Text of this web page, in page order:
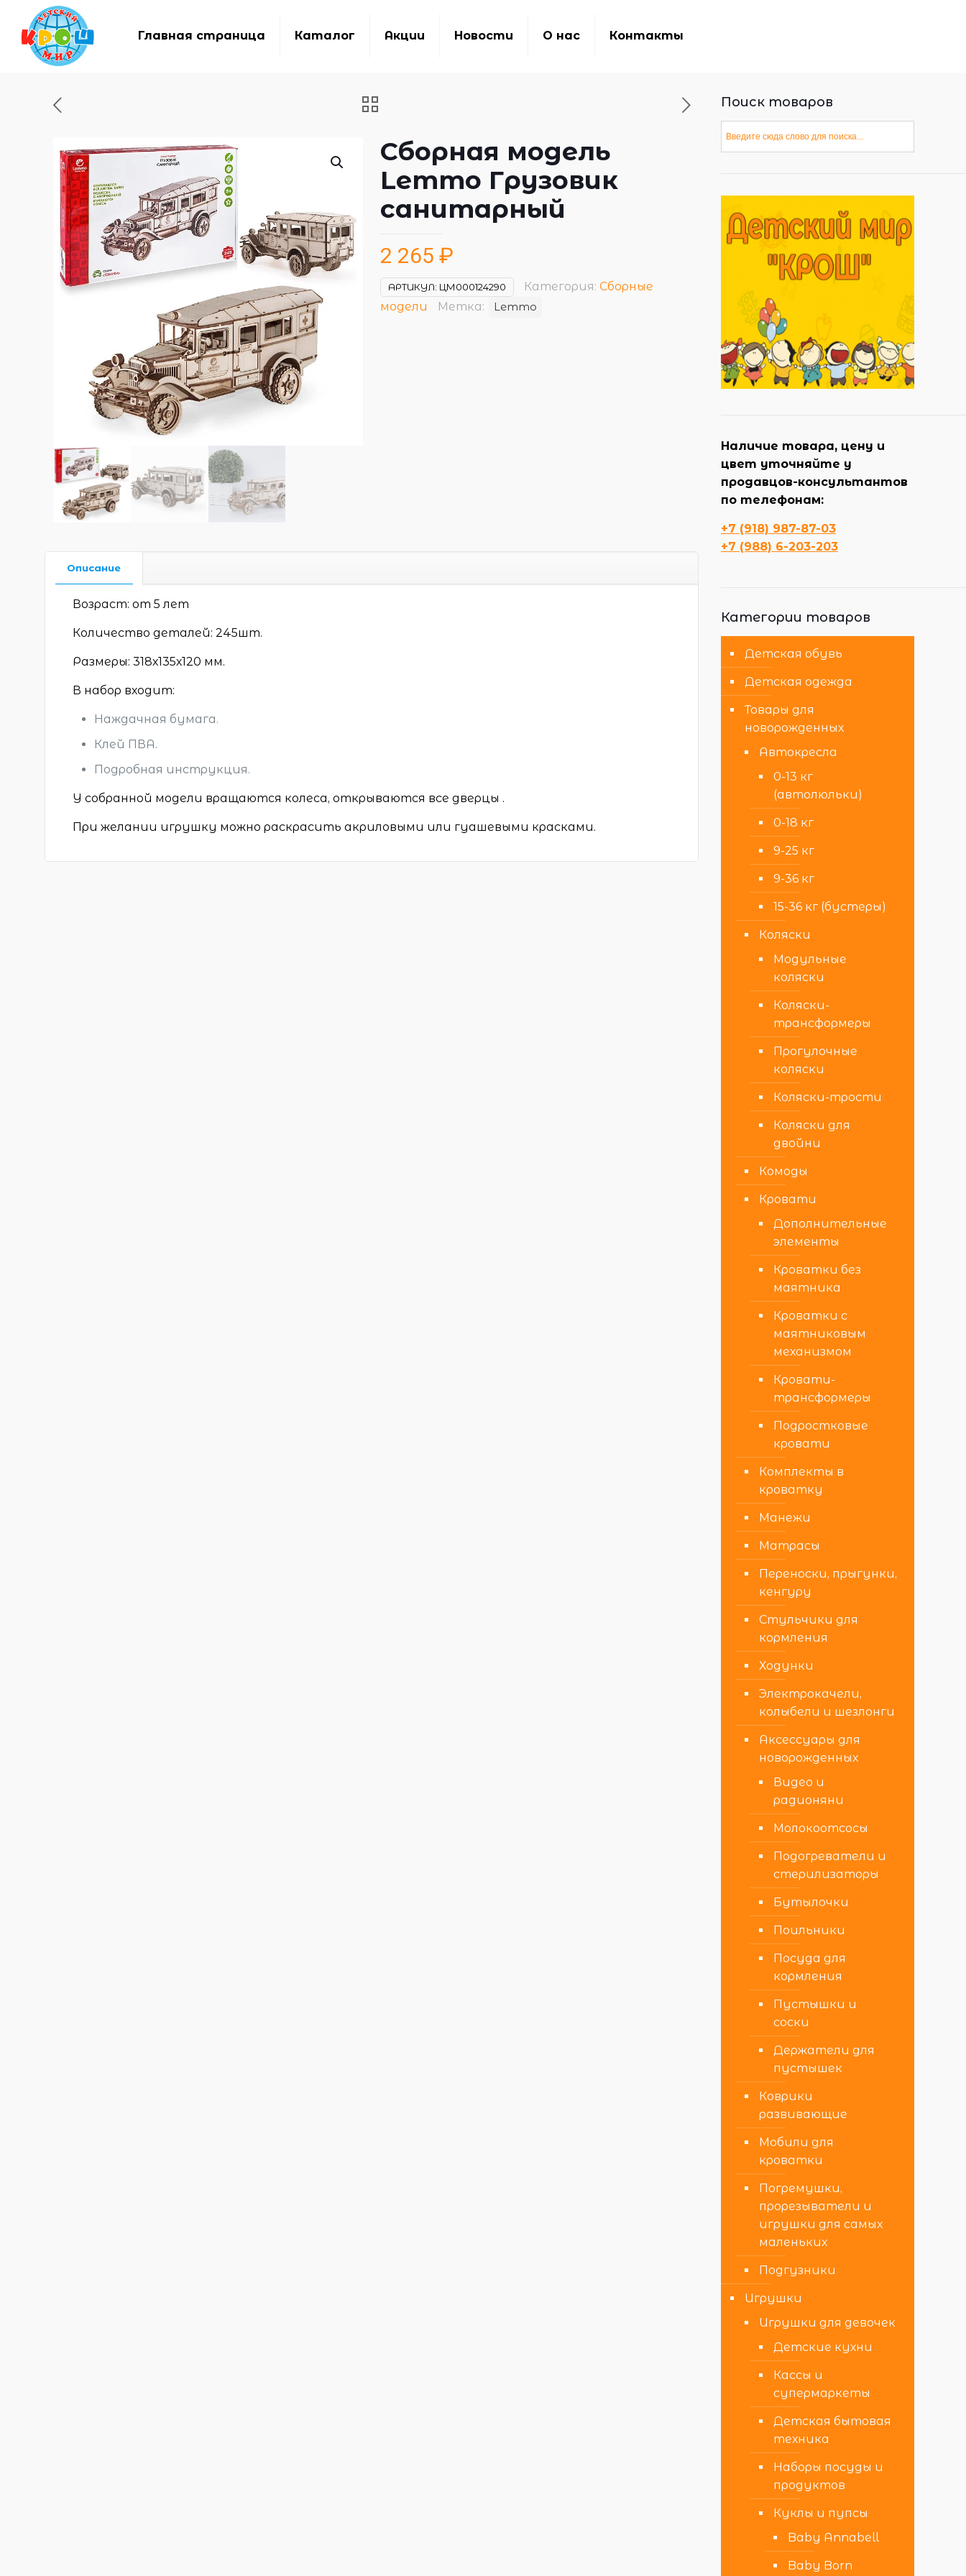
Главная страница Каталог Акции Новости О нас Контакты
Сборная модель
Lemmo Грузовик
санитарный
2 265 ₽
АРТИКУЛ: ЦМ000124290 Категория: Сборные
модели
Метка: Lemmo
Описание
Возраст: от 5 лет
Количество деталей: 245шт.
Размеры: 318х135х120 мм.
В набор входит:
Наждачная бумага.
Клей ПВА.
Подробная инструкция.
У собранной модели вращаются колеса, открываются все дверцы .
При желании игрушку можно раскрасить акриловыми или гуашевыми красками.
Поиск товаров
Наличие товара, цену и
цвет уточняйте у
продавцов-консультантов
по телефонам:
+7 (918) 987-87-03
+7 (988) 6-203-203
Категории товаров
Детская обувь
Детская одежда
Товары для
новорожденных
Автокресла
0-13 кг
(автолюльки)
0-18 кг
9-25 кг
9-36 кг
15-36 кг (бустеры)
Коляски
Модульные
коляски
Коляски-
трансформеры
Прогулочные
коляски
Коляски-трости
Коляски для
двойни
Комоды
Кровати
Дополнительные
элементы
Кроватки без
маятника
Кроватки с
маятниковым
механизмом
Кровати-
трансформеры
Подростковые
кровати
Комплекты в
кроватку
Манежи
Матрасы
Переноски, прыгунки,
кенгуру
Стульчики для
кормления
Ходунки
Электрокачели,
колыбели и шезлонги
Аксессуары для
новорожденных
Видео и
радионяни
Молокоотсосы
Подогреватели и
стерилизаторы
Бутылочки
Поильники
Посуда для
кормления
Пустышки и
соски
Держатели для
пустышек
Коврики
развивающие
Мобили для
кроватки
Погремушки,
прорезыватели и
игрушки для самых
маленьких
Подгузники
Игрушки
Игрушки для девочек
Детские кухни
Кассы и
супермаркеты
Детская бытовая
техника
Наборы посуды и
продуктов
Куклы и пупсы
Baby Annabell
Baby Born